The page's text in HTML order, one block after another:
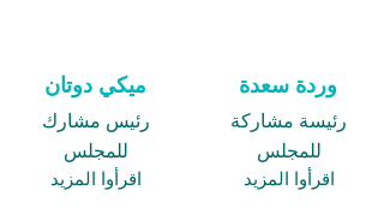
ميكي دوتان
رئيس مشارك
للمجلس
اقرأوا المزيد
وردة سعدة
رئيسة مشاركة
للمجلس
اقرأوا المزيد